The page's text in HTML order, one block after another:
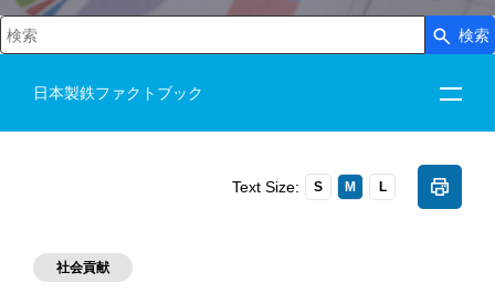
検索キーワード入力
検索
日本製鉄ファクトブック
Text Size: S M L
社会貢献